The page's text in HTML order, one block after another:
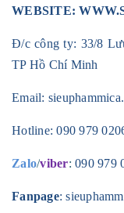
WEBSITE:
Đ/c công ty: 33/8
TP Hồ Chí Minh
Email:
Hotline:090 979
Zalo/viber: 090 979
Fanpage: